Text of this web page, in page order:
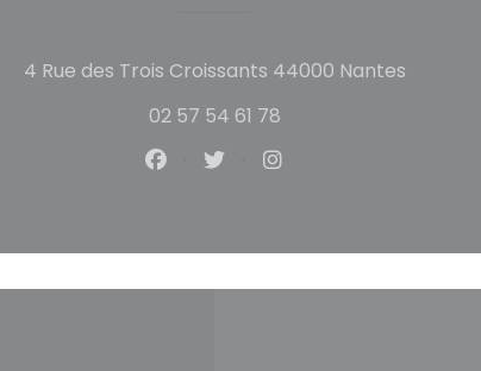
4 Rue des Trois Croissants 44000 Nantes((opent
02 57 54 61 78
Facebook ((opent in een
Twitter ((opent in een
Instagram ((opent